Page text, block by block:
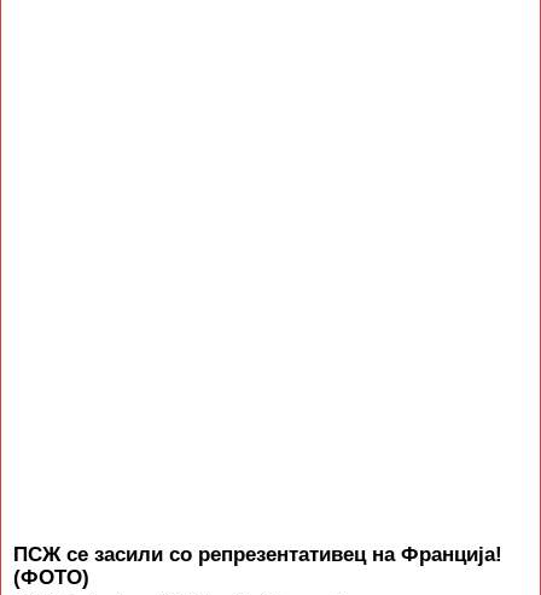
ПСЖ се засили со репрезентативец на Франција!
(ФОТО)